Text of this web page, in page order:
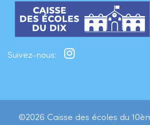
Suivez-nous:
©2026 Caisse des écoles du